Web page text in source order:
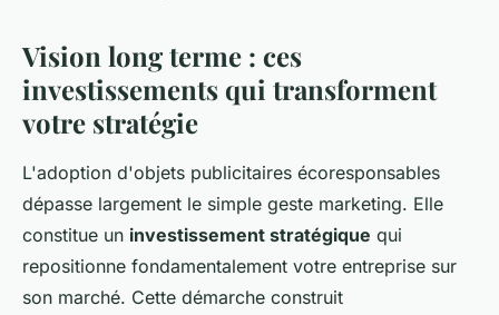
Vision long terme : ces
investissements qui transforment
votre stratégie
L'adoption d'objets publicitaires écoresponsables
dépasse largement le simple geste marketing. Elle
constitue un investissement stratégique qui
repositionne fondamentalement votre entreprise sur
son marché. Cette démarche construit